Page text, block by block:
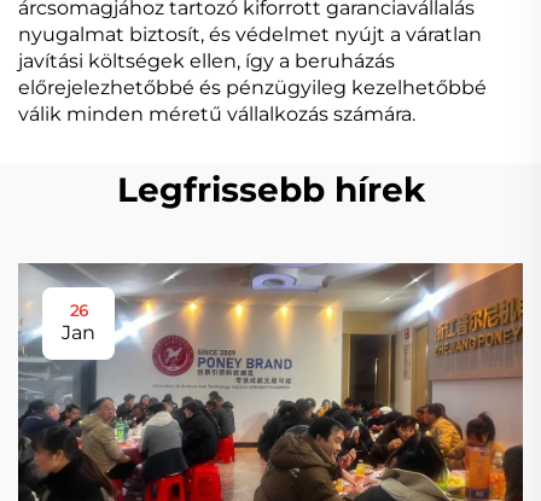
árcsomagjához tartozó kiforrott garanciavállalás
nyugalmat biztosít, és védelmet nyújt a váratlan
javítási költségek ellen, így a beruházás
előrejelezhetőbbé és pénzügyileg kezelhetőbbé
válik minden méretű vállalkozás számára.
Legfrissebb hírek
26
Jan